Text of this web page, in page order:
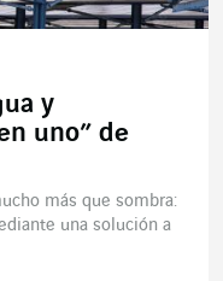
y
uno” de
más que sombra:
una solución a